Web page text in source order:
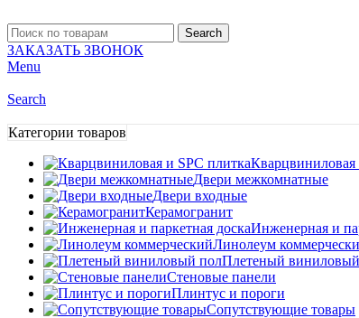
Search
ЗАКАЗАТЬ ЗВОНОК
Menu
Search
Категории товаров
Кварцвиниловая
Двери межкомнатные
Двери входные
Керамогранит
Инженерная и
Линолеум
Плетеный
Стеновые панели
Плинтус и пороги
Сопутствующие товары